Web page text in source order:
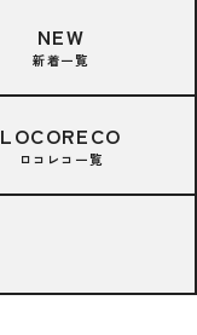
NEW
新着一覧
LOCORECO
ロコレコ一覧